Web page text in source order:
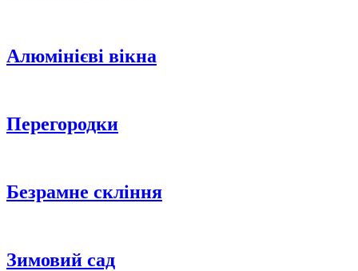
Алюмінієві вікна
Перегородки
Безрамне скління
Зимовий сад